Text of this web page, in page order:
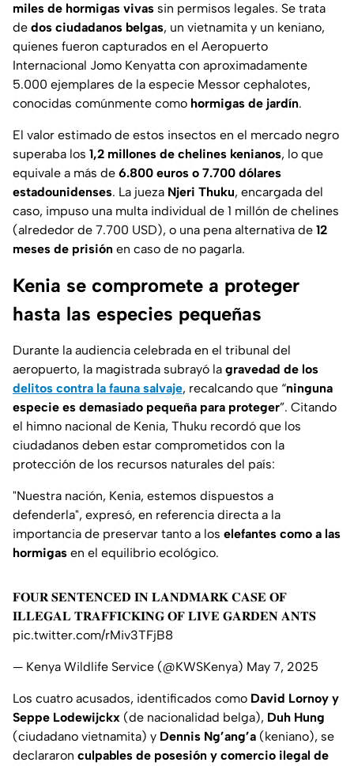
miles de hormigas vivas sin permisos legales. Se trata
de dos ciudadanos belgas, un vietnamita y un keniano,
quienes fueron capturados en el Aeropuerto
Internacional Jomo Kenyatta con aproximadamente
5.000 ejemplares de la especie Messor cephalotes,
conocidas comúnmente como hormigas de jardín.
El valor estimado de estos insectos en el mercado negro
superaba los 1,2 millones de chelines kenianos, lo que
equivale a más de 6.800 euros o 7.700 dólares
estadounidenses. La jueza Njeri Thuku, encargada del
caso, impuso una multa individual de 1 millón de chelines
(alrededor de 7.700 USD), o una pena alternativa de 12
meses de prisión en caso de no pagarla.
Kenia se compromete a proteger
hasta las especies pequeñas
Durante la audiencia celebrada en el tribunal del
aeropuerto, la magistrada subrayó la gravedad de los
delitos contra la fauna salvaje, recalcando que “ninguna
especie es demasiado pequeña para proteger”. Citando
el himno nacional de Kenia, Thuku recordó que los
ciudadanos deben estar comprometidos con la
protección de los recursos naturales del país:
"Nuestra nación, Kenia, estemos dispuestos a
defenderla", expresó, en referencia directa a la
importancia de preservar tanto a los elefantes como a las
hormigas en el equilibrio ecológico.
𝐅𝐎𝐔𝐑 𝐒𝐄𝐍𝐓𝐄𝐍𝐂𝐄𝐃 𝐈𝐍 𝐋𝐀𝐍𝐃𝐌𝐀𝐑𝐊 𝐂𝐀𝐒𝐄 𝐎𝐅
𝐈𝐋𝐋𝐄𝐆𝐀𝐋 𝐓𝐑𝐀𝐅𝐅𝐈𝐂𝐊𝐈𝐍𝐆 𝐎𝐅 𝐋𝐈𝐕𝐄 𝐆𝐀𝐑𝐃𝐄𝐍 𝐀𝐍𝐓𝐒
pic.twitter.com/rMiv3TFjB8
— Kenya Wildlife Service (@KWSKenya) May 7, 2025
Los cuatro acusados, identificados como David Lornoy y
Seppe Lodewijckx (de nacionalidad belga), Duh Hung
(ciudadano vietnamita) y Dennis Ng’ang’a (keniano), se
declararon culpables de posesión y comercio ilegal de